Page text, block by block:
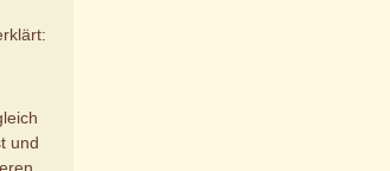
und